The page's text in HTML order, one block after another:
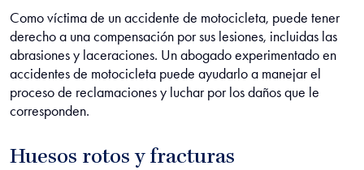
Como víctima de un accidente de motocicleta, puede tener
derecho a una compensación por sus lesiones, incluidas las
abrasiones y laceraciones. Un abogado experimentado en
accidentes de motocicleta puede ayudarlo a manejar el
proceso de reclamaciones y luchar por los daños que le
corresponden.
Huesos rotos y fracturas